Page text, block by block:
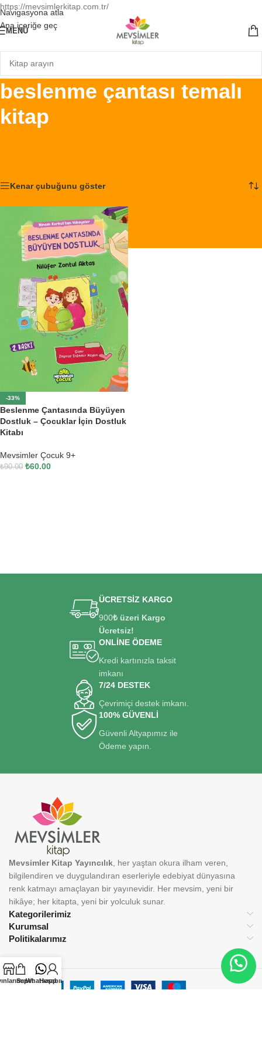
https://mevsimlerkitap.com.tr/
Navigasyona atla
Ana içeriğe geç
MENÜ
beslenme çantası temalı
kitap
Kenar çubuğunu göster
-33%
Beslenme Çantasında Büyüyen
Dostluk – Çocuklar İçin Dostluk
Kitabı
Mevsimler Çocuk 9+
₺90.00 ₺60.00
ÜCRETSİZ KARGO
900₺ üzeri Kargo
Ücretsiz!
ONLİNE ÖDEME
Kredi kartınızla taksit
imkanı
7/24 DESTEK
Çevrimiçi destek imkanı.
100% GÜVENLİ
Güvenli Altyapımız ile
Ödeme yapın.
Kategorilerimiz
Kurumsal
Politikalarımız
Mevsimler Kitap Yayıncılık , her yaştan okura ilham veren,
bilgilendiren ve duygulandıran eserleriyle edebiyat dünyasına
renk katmayı amaçlayan bir yayınevidir. Her mevsim, yeni bir
hikâye; her kitapta, yeni bir yolculuk sunar.
SepetWhatsapp
Hesabım